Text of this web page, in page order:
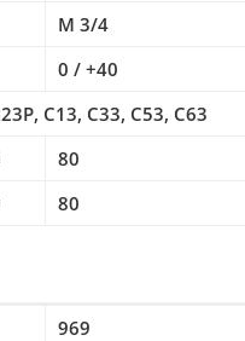
M 3/4
0 / +40
C13, C33, C53, C63
80
80
969